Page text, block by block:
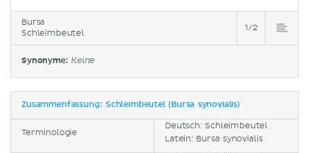
Bursa
Schleimbeutel
1/2
Synonyme: Keine
Zusammenfassung: Schleimbeutel (Bursa synovialis)
Terminologie
Deutsch: Schleimbeutel
Latein: Bursa synovialis